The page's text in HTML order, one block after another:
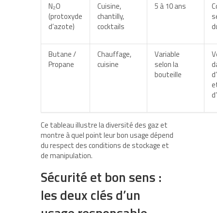
N₂O
(protoxyde
d’azote)
Cuisine,
chantilly,
cocktails
5 à 10 ans
Butane /
Propane
Chauffage,
cuisine
Variable
selon la
bouteille
Ce tableau illustre la diversité des gaz et
montre à quel point leur bon usage dépend
du respect des conditions de stockage et
de manipulation.
Sécurité et bon sens :
les deux clés d’un